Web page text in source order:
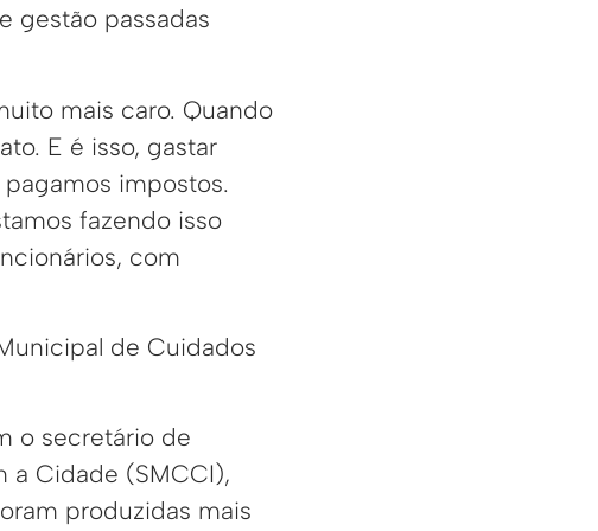
gestão passadas
mais caro. Quando
E é isso, gastar
impostos.
fazendo isso
com
de Cuidados
o secretário de
a Cidade (SMCCI),
produzidas mais